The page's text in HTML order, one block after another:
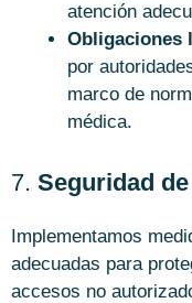
atención
Obligaciones
por
marco de
médica.
7. Seguridad
Implementamos
adecuadas para
accesos no